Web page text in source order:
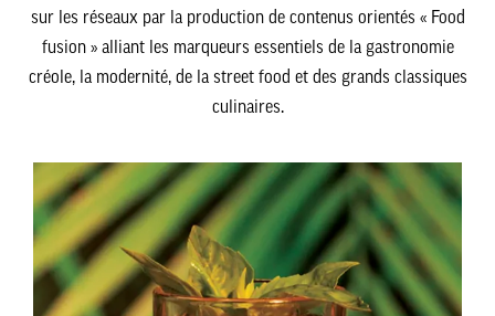
sur les réseaux par la production de contenus orientés « Food
fusion » alliant les marqueurs essentiels de la gastronomie
créole, la modernité, de la street food et des grands classiques
culinaires.